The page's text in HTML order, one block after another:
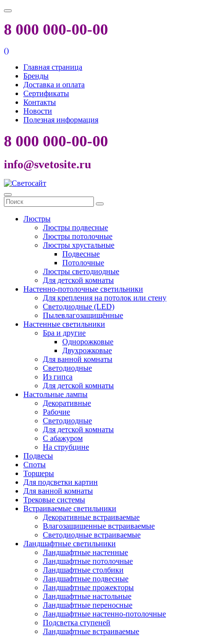
8 000 000-00-00
()
Главная страница
Бренды
Доставка и оплата
Сертификаты
Контакты
Новости
Полезная информация
8 000 000-00-00
info@svetosite.ru
Люстры
Люстры подвесные
Люстры потолочные
Люстры хрустальные
Подвесные
Потолочные
Люстры светодиодные
Для детской комнаты
Настенно-потолочные светильники
Для крепления на потолок или стену
Светодиодные (LED)
Пылевлагозащищённые
Настенные светильники
Бра и другие
Однорожковые
Двухрожковые
Для ванной комнаты
Светодиодные
Из гипса
Для детской комнаты
Настольные лампы
Декоративные
Рабочие
Светодиодные
Для детской комнаты
С абажуром
На струбцине
Подвесы
Споты
Торшеры
Для подсветки картин
Для ванной комнаты
Трековые системы
Встраиваемые светильники
Декоративные встраиваемые
Влагозащищенные встраиваемые
Светодиодные встраиваемые
Ландшафтные светильники
Ландшафтные настенные
Ландшафтные потолочные
Ландшафтные столбики
Ландшафтные подвесные
Ландшафтные прожекторы
Ландшафтные настольные
Ландшафтные переносные
Ландшафтные настенно-потолочные
Подсветка ступеней
Ландшафтные встраиваемые